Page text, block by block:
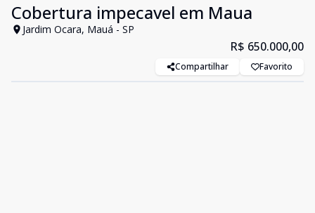
Cobertura impecavel em Maua
Jardim Ocara, Mauá - SP
R$ 650.000,00
Compartilhar Favorito